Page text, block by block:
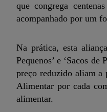
que congrega
acompanhado por um
Na prática, esta
Pequenos’ e ‘Sacos
preço reduzido aliam a
Alimentar por cada
alimentar.